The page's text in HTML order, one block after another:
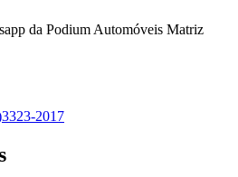
da Podium Automóveis Matriz
2017